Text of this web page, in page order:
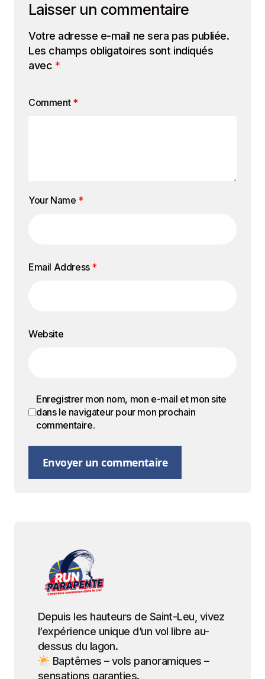
Laisser un commentaire
Votre adresse e-mail ne sera pas publiée.
Les champs obligatoires sont indiqués
avec *
Comment *
Your Name *
Email Address *
Website
Enregistrer mon nom, mon e-mail et mon site
dans le navigateur pour mon prochain
commentaire.
Envoyer un commentaire
Depuis les hauteurs de Saint-Leu, vivez
l’expérience unique d’un vol libre au-
dessus du lagon.
Baptêmes – vols panoramiques –
sensations garanties.